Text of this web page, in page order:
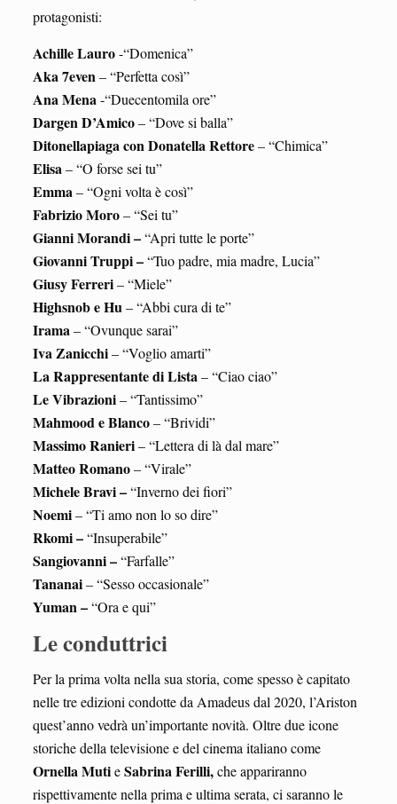
protagonisti:
Achille Lauro-“Domenica”
Aka 7even– “Perfetta così”
Ana Mena-“Duecentomila ore”
Dargen D’Amico– “Dove si balla”
Ditonellapiaga con Donatella Rettore– “Chimica”
Elisa– “O forse sei tu”
Emma– “Ogni volta è così”
Fabrizio Moro– “Sei tu”
Gianni Morandi –“Apri tutte le porte”
Giovanni Truppi –“Tuo padre, mia madre, Lucia”
Giusy Ferreri– “Miele”
Highsnob e Hu– “Abbi cura di te”
Irama– “Ovunque sarai”
Iva Zanicchi– “Voglio amarti”
La Rappresentante di Lista– “Ciao ciao”
Le Vibrazioni– “Tantissimo”
Mahmood e Blanco– “Brividi”
Massimo Ranieri– “Lettera di là dal mare”
Matteo Romano– “Virale”
Michele Bravi –“Inverno dei fiori”
Noemi– “Ti amo non lo so dire”
Rkomi –“Insuperabile”
Sangiovanni –“Farfalle”
Tananai– “Sesso occasionale”
Yuman –“Ora e qui”
Le conduttrici
Per la prima volta nella sua storia, come spesso è capitato
nelle tre edizioni condotte da Amadeus dal 2020, l’Ariston
quest’anno vedrà un’importante novità. Oltre due icone
storiche della televisione e del cinema italiano come
Ornella MutieSabrina Ferilli,che appariranno
rispettivamente nella prima e ultima serata, ci saranno le